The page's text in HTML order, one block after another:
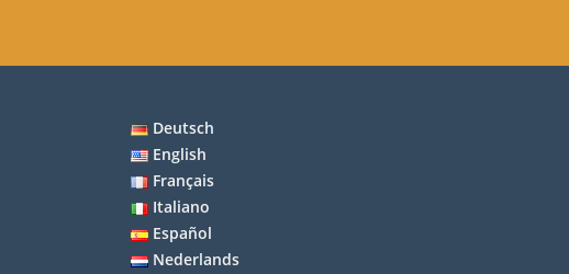
Deutsch
English
Français
Italiano
Español
Nederlands